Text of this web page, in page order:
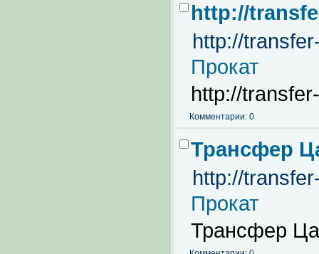
http://
http://
Прокат
http://
Комментарии: 0
Трансфер
http://
Прокат
Трансфер